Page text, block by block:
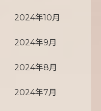
2024年10月
2024年9月
2024年8月
2024年7月